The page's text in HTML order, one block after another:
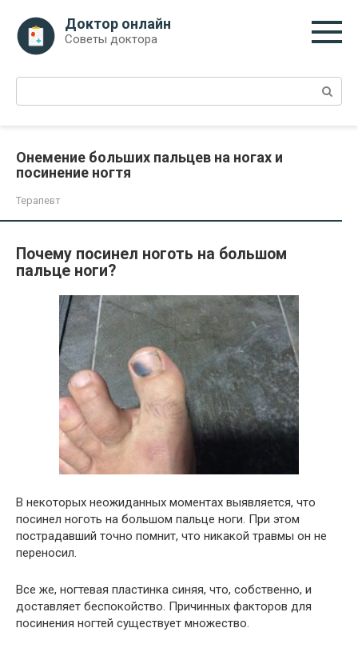
контенту
Доктор онлайн
Советы доктора
Поиск:
Онемение больших пальцев на ногах и
посинение ногтя
Терапевт
Почему посинел ноготь на большом
пальце ноги?
В некоторых неожиданных моментах выявляется, что
посинел ноготь на большом пальце ноги. При этом
пострадавший точно помнит, что никакой травмы он не
переносил.
Все же, ногтевая пластинка синяя, что, собственно, и
доставляет беспокойство. Причинных факторов для
посинения ногтей существует множество.